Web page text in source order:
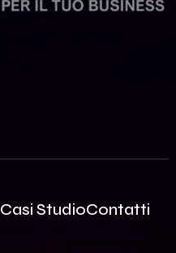
Casi StudioContatti